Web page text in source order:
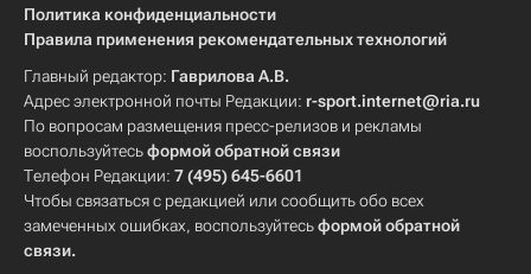
Политика конфиденциальности
Правила применения рекомендательных технологий
Главный редактор: Гаврилова А.В.
Адрес электронной почты Редакции: r-sport.internet@ria.ru
По вопросам размещения пресс-релизов и рекламы
воспользуйтесьформой обратной связи
Телефон Редакции: 7 (495) 645-6601
Чтобы связаться с редакцией или сообщить обо всех
замеченных ошибках, воспользуйтесьформой обратной
связи.